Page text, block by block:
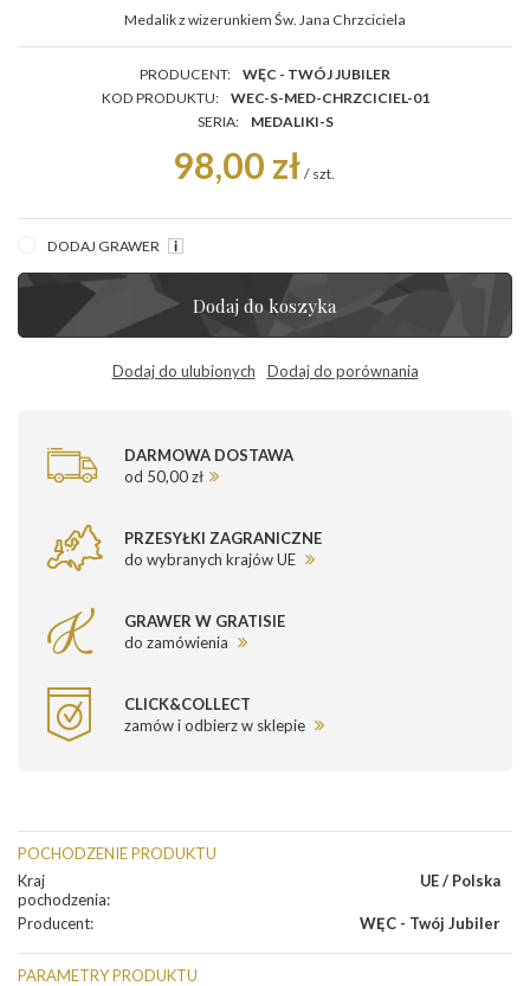
Medalik z wizerunkiem Św. Jana Chrzciciela
PRODUCENT:
WĘC - TWÓJ JUBILER
KOD PRODUKTU:
WEC-S-MED-CHRZCICIEL-01
SERIA:
MEDALIKI-S
98,00 zł / szt.
DODAJ GRAWER
Dodaj do koszyka
Dodaj do ulubionych Dodaj do porównania
DARMOWA DOSTAWA
od 50,00 zł
PRZESYŁKI ZAGRANICZNE
do wybranych krajów UE
GRAWER W GRATISIE
do zamówienia
CLICK&COLLECT
zamów i odbierz w sklepie
POCHODZENIE PRODUKTU
Kraj
pochodzenia:
UE / Polska
Producent: WĘC - Twój Jubiler
PARAMETRY PRODUKTU